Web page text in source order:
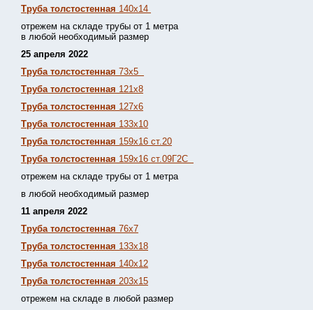
Труба толстостенная 140х14
отрежем на складе трубы от 1 метра
в любой необходимый размер
25 апреля 2022
Труба толстостенная 73х5
Труба толстостенная 121х8
Труба толстостенная 127х6
Труба толстостенная 133х10
Труба толстостенная 159х16 ст.20
Труба толстостенная 159х16 ст.09Г2С
отрежем на складе трубы от 1 метра
в любой необходимый размер
11 апреля 2022
Труба толстостенная 76х7
Труба толстостенная 133х18
Труба толстостенная 140х12
Труба толстостенная 203х15
отрежем на складе в любой размер